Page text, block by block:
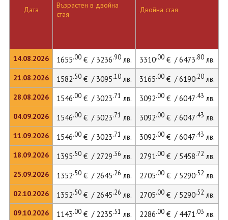
Дата
14.08.2026
21.08.2026
28.08.2026
04.09.2026
11.09.2026
18.09.2026
25.09.2026
02.10.2026
09.10.2026
Възрастен в двойна
стая
Двойна стая
1655.00€ / 3236.90лв. 3310.00€ / 6473.80лв.
1582.50€ / 3095.10лв. 3165.00€ / 6190.20лв.
1546.00€ / 3023.71 лв. 3092.00€ / 6047.43 лв.
1546.00€ / 3023.71 лв. 3092.00€ / 6047.43 лв.
1546.00€ / 3023.71 лв. 3092.00€ / 6047.43 лв.
1395.50€ / 2729.36 лв. 2791.00€ / 5458.72 лв.
1352.50€ / 2645.26 лв. 2705.00€ / 5290.52 лв.
1352.50€ / 2645.26 лв. 2705.00€ / 5290.52 лв.
1143.00€ / 2235.51 лв. 2286.00€ / 4471.03 лв.